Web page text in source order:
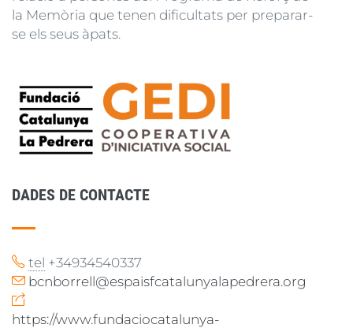
la Memòria que tenen dificultats per preparar-
se els seus àpats.
DADES DE CONTACTE
tel +34934540337
bcnborrell@espaisfcatalunyalapedrera.org
https://www.fundaciocatalunya-